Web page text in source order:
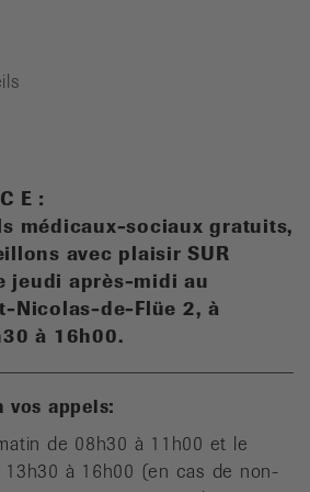
E :
médicaux-sociaux gratuits,
avec plaisir SUR
jeudi après-midi au
Nicolas-de-Flüe 2, à
à 16h00.
vos appels:
de 08h30 à 11h00 et le
à 16h00 (en cas de non-